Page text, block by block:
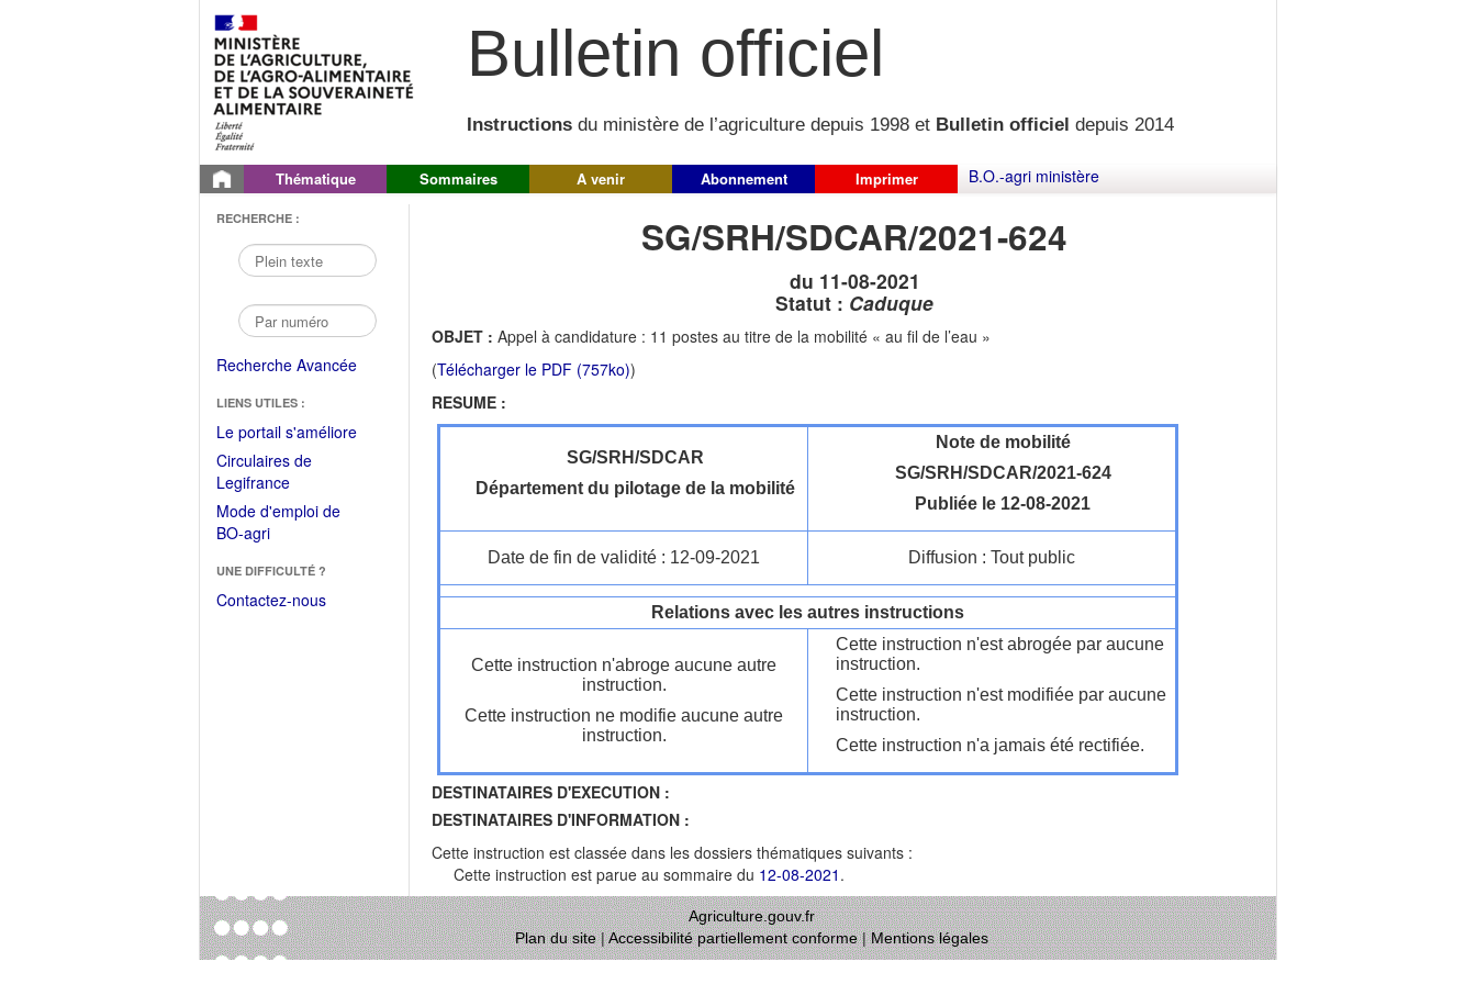
Bulletin officiel
Instructions du ministère de l’agriculture depuis 1998 et Bulletin officiel depuis 2014
Thématique Sommaires A venir Abonnement Imprimer B.O.-agri ministère
RECHERCHE :
Recherche Avancée
LIENS UTILES :
Le portail s'améliore(Fichier
Circulaires de
Legifrance(Ouvrir
dans
une
fenêtre)
Mode d'emploi de
BO-agri(Ouvrir
une
nouvelle
UNE DIFFICULTÉ ?
Contactez-nous
SG/SRH/SDCAR/2021-624
du 11-08-2021
Statut : Caduque
OBJET : Appel à candidature : 11 postes au titre de la mobilité « au fil de l’eau »
(Télécharger le PDF (757ko))
RESUME :
SG/SRH/SDCAR
Département du pilotage de la mobilité
Note de mobilité
SG/SRH/SDCAR/2021-624
Publiée le 12-08-2021
Date de fin de validité : 12-09-2021 Diffusion : Tout public
Relations avec les autres instructions
Cette instruction n'abroge aucune autre
instruction.
Cette instruction ne modifie aucune autre
instruction.
Cette instruction n'est abrogée par aucune
instruction.
Cette instruction n'est modifiée par aucune
instruction.
Cette instruction n'a jamais été rectifiée.
DESTINATAIRES D'EXECUTION :
DESTINATAIRES D'INFORMATION :
Cette instruction est classée dans les dossiers thématiques suivants :
Cette instruction est parue au sommaire du 12-08-2021 .
Agriculture.gouv.fr
Plan du site|Accessibilité partiellement conforme|Mentions légales